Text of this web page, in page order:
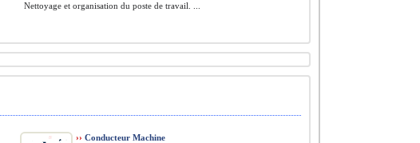
Nettoyage et organisation du poste de travail. ...
›› Conducteur Machine